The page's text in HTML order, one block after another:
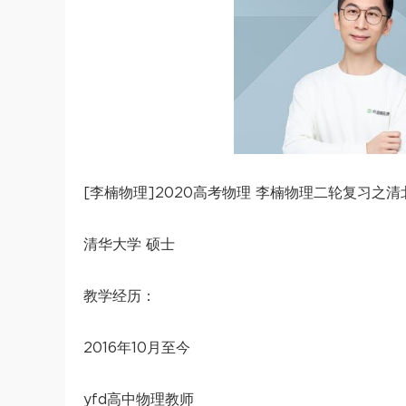
[李楠物理]2020高考物理 李楠物理二轮复习之清
清华大学 硕士
教学经历：
2016年10月至今
yfd高中物理教师